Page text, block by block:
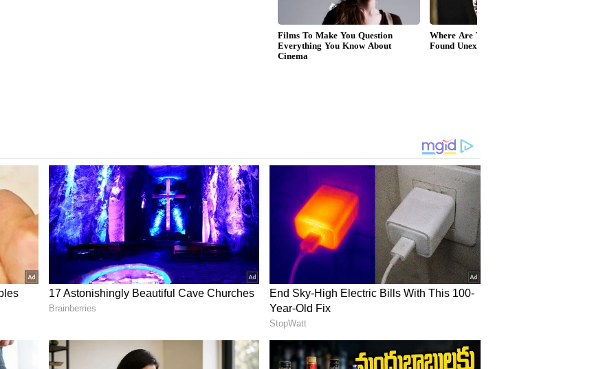
బింద్రే జంటగా నటించారు. క్రియేటివ్ డైరెక్టర్ కృష్ణవంశీ
ఇమేజ్ కి మురారి మూవీ చాలా ప్లస్ అయ్యింది. ఇక మణిశర్మ